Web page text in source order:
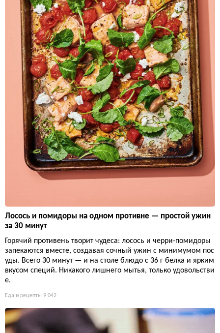
Лосось и помидоры на одном противне — простой ужин
за 30 минут
Горячий противень творит чудеса: лосось и черри-помидоры
запекаются вместе, создавая сочный ужин с минимумом пос
уды. Всего 30 минут — и на столе блюдо с 36 г белка и ярким
вкусом специй. Никакого лишнего мытья, только удовольстви
е.
Еда и рецепты 9 042